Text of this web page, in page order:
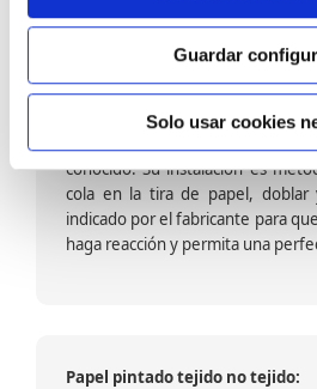
Guardar
Solo usar cookies
Papel pintado calidad papel:
Formado por una capa de papel
conocido. Su instalación es
cola en la tira de papel,
indicado por el fabricante para
haga reacción y permita una
Papel pintado tejido no tejido: